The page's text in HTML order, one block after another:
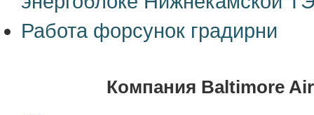
Работа форсунок градирни
Компания Baltimore